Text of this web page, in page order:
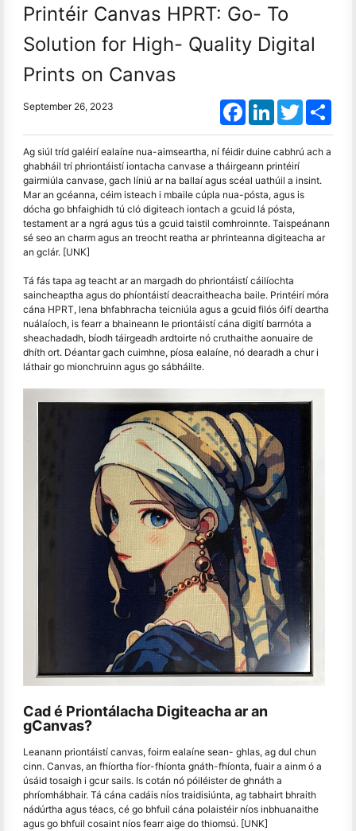
Printéir Canvas HPRT: Go- To
Solution for High- Quality Digital
Prints on Canvas
September 26, 2023 FacebookLinkedInTwitter
Ag siúl tríd galéirí ealaíne nua-aimseartha, ní féidir duine cabhrú ach a
ghabháil trí phriontáistí iontacha canvase a tháirgeann printéirí
gairmiúla canvase, gach líniú ar na ballaí agus scéal uathúil a insint.
Mar an gcéanna, céim isteach i mbaile cúpla nua-pósta, agus is
dócha go bhfaighidh tú cló digiteach iontach a gcuid lá pósta,
testament ar a ngrá agus tús a gcuid taistil comhroinnte. Taispeánann
sé seo an charm agus an treocht reatha ar phrinteanna digiteacha ar
an gclár. [UNK]
Tá fás tapa ag teacht ar an margadh do phriontáistí cáilíochta
saincheaptha agus do phíontáistí deacraitheacha baile. Printéirí móra
cána HPRT, lena bhfabhracha teicniúla agus a gcuid filós óifí deartha
nuálaíoch, is fearr a bhaineann le priontáistí cána digití barrnóta a
sheachadadh, bíodh táirgeadh ardtoirte nó cruthaithe aonuaire de
dhíth ort. Déantar gach cuimhne, píosa ealaíne, nó dearadh a chur i
láthair go mionchruinn agus go sábháilte.
Cad é Priontálacha Digiteacha ar an
gCanvas?
Leanann priontáistí canvas, foirm ealaíne sean- ghlas, ag dul chun
cinn. Canvas, an fhíortha fíor-fhíonta gnáth-fhíonta, fuair a ainm ó a
úsáid tosaigh i gcur sails. Is cotán nó póiléister de ghnáth a
phríomhábhair. Tá cána cadáis níos traidisiúnta, ag tabhairt bhraith
nádúrtha agus téacs, cé go bhfuil cána polaistéir níos inbhuanaithe
agus go bhfuil cosaint níos fearr aige do thiomsú. [UNK]